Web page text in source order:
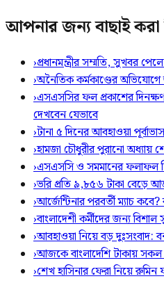
আপনার জন্য বাছাই
›প্রধানমন্ত্রীর সম্মতি, সুখবর
›অনৈতিক কর্মকাণ্ডের অভিযোগে
›এসএসসির ফল প্রকাশের
দেখবেন যেভাবে
›টানা ৫ দিনের আবহাওয়া
›হামজা চৌধুরীর পুরানো
›এসএসসি ও সমমানের ফলাফল
›ভরি প্রতি ৯,৮৫৬ টাকা বেড়ে
›আর্জেন্টিনার পরবর্তী ম্যাচ
›বাংলাদেশী কর্মীদের জন্য
›আবহাওয়া নিয়ে বড় দুঃসংবাদ:
›আজকে বাংলাদেশি টাকায়
›শেখ হাসিনার ফেরা নিয়ে রুমিন